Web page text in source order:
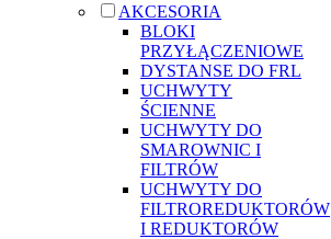
AKCESORIA
BLOKI
PRZYŁĄCZENIOWE
DYSTANSE DO FRL
UCHWYTY
ŚCIENNE
UCHWYTY DO
SMAROWNIC I
FILTRÓW
UCHWYTY DO
FILTROREDUKTORÓW
I REDUKTORÓW